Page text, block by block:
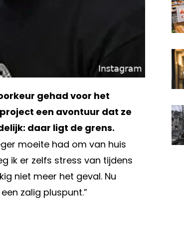
gehad voor het
een avontuur dat ze
daar ligt de grens.
moeite had om van huis
ik er zelfs stress van tijdens
niet meer het geval. Nu
zalig pluspunt.”